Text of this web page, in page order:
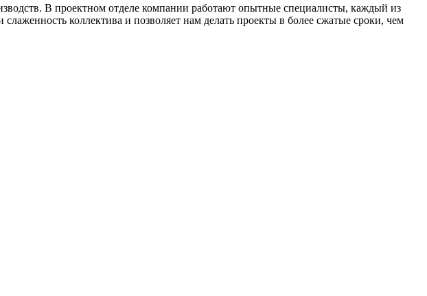
В проектном отделе компании работают опытные специалисты, каждый из
коллектива и позволяет нам делать проекты в более сжатые сроки, чем